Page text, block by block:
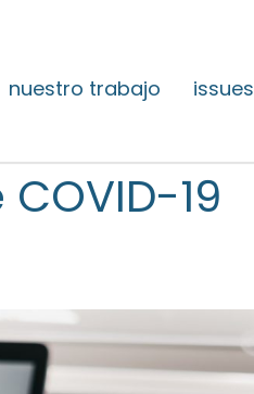
nuestro trabajo issues
19